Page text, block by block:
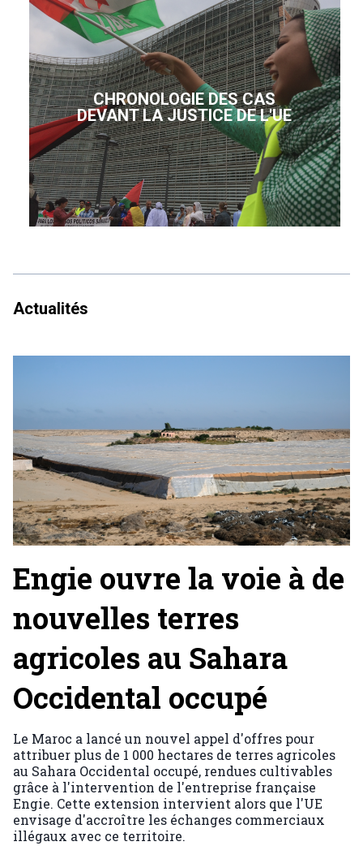
CHRONOLOGIE DES CAS
DEVANT LA JUSTICE DE L'UE
Actualités
Engie ouvre la voie à de
nouvelles terres
agricoles au Sahara
Occidental occupé
Le Maroc a lancé un nouvel appel d'offres pour
attribuer plus de 1 000 hectares de terres agricoles
au Sahara Occidental occupé, rendues cultivables
grâce à l'intervention de l'entreprise française
Engie. Cette extension intervient alors que l'UE
envisage d'accroître les échanges commerciaux
illégaux avec ce territoire.